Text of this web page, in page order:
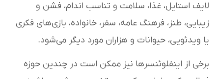
لایف استایل، غذا، سلامت و تناسب اندام، فشن و
زیبایی، طنز، فرهنگ عامه، سفر، خانواده، بازی‌های فکری
یا ویدئویی، حیوانات و هزاران مورد دیگر می‌شود.
برخی از اینفلوئنسرها نیز ممکن است در چندین حوزه